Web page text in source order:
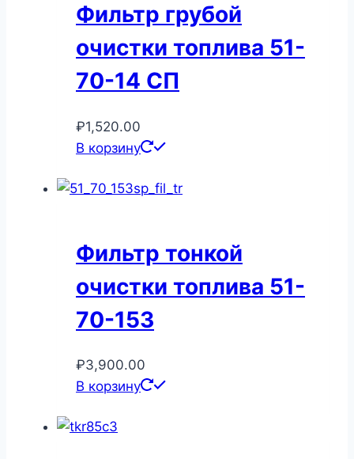
Фильтр грубой
очистки топлива 51-
70-14 СП
₽1,520.00
В корзину
Фильтр тонкой
очистки топлива 51-
70-153
₽3,900.00
В корзину